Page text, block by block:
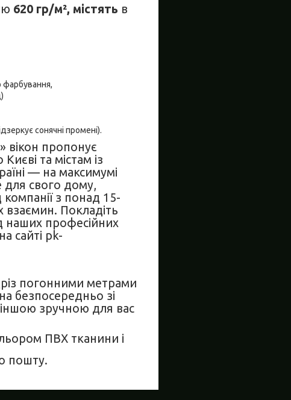
620 гр/м², містять в
фарбування,
сонячні промені).
вікон пропонує
та містам із
— на максимумі
для свого дому,
з понад 15-
взаємин. Покладіть
наших професійних
сайті pk-
погонними метрами
безпосередньо зі
зручною для вас
ПВХ тканини і
пошту.